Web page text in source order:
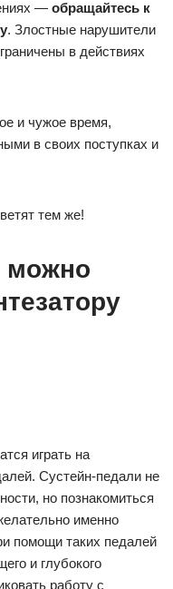
— обращайтесь к
. Злостные нарушители
в действиях
и чужое время,
в своих поступках и
тем же!
можно
играть на
Сустейн-педали не
но познакомиться
именно
помощи таких педалей
и глубокого
работу с